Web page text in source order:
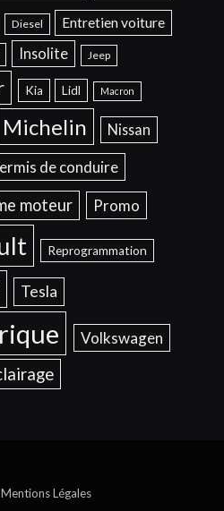
Diesel Entretien voiture
Insolite Jeep
Kia Lidl Macron
Michelin Nissan
de conduire
moteur Promo
Reprogrammation
Tesla
Volkswagen
Mentions Légales